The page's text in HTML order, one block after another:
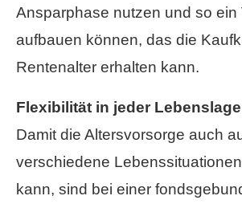
Ansparphase nutzen und so ein
aufbauen können, das die
Rentenalter erhalten kann.
Flexibilität in jeder Lebenslage
Damit die Alters­vorsorge auch
verschiedene
kann, sind bei einer